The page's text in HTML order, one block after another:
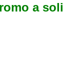
a soli